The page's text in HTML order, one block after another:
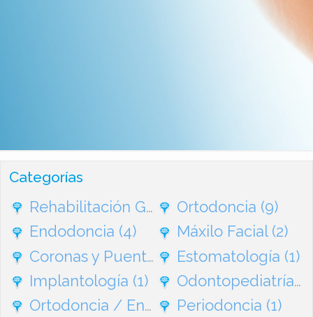
Categorías
Rehabilitación General (95)
Ortodoncia (9)
Endodoncia (4) Máxilo Facial (2)
Coronas y Puentes
(1)Estomatología (1)
Implantología (1) Odontopediatría (1)
Ortodoncia / Endodoncia
(1)
Periodoncia (1)